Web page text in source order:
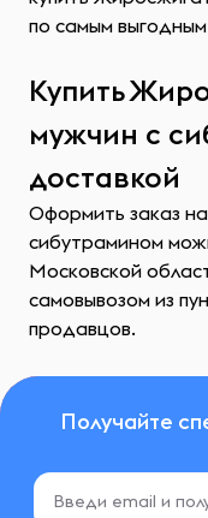
по самым
Купить
мужчин с
доставкой
Оформить заказ
сибутрамином
Московской
самовывозом из
продавцов.
Получайте